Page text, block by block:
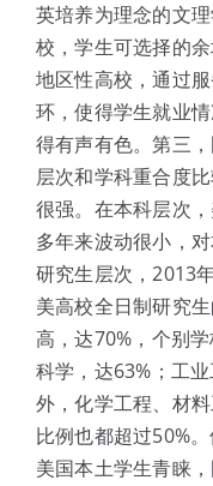
英培养为理念的文
校，学生可选择的
地区性高校，通过
环，使得学生就业
得有声有色。第三
层次和学科重合度
很强。在本科层次
多年来波动很小，
研究生层次，2013
美高校全日制研究
高，达70%，个别
科学，达63%；工
外，化学工程、材
比例也都超过50%
美国本土学生青睐